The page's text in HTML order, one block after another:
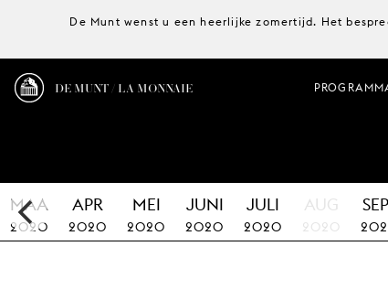
De Munt wenst u een heerlijke zomertijd. Het
DE MUNT / LA MONNAIE
MAA
2020
APR
2020
MEI
2020
JUNI
2020
JULI
2020
AUG
2020